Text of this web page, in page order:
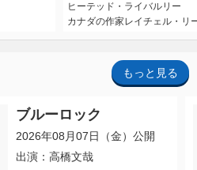
ヒーテッド・ライバルリー
カナダの作家レイチェル・リ
もっと見る
ブルーロック
2026年08月07日（金）公開
出演：高橋文哉